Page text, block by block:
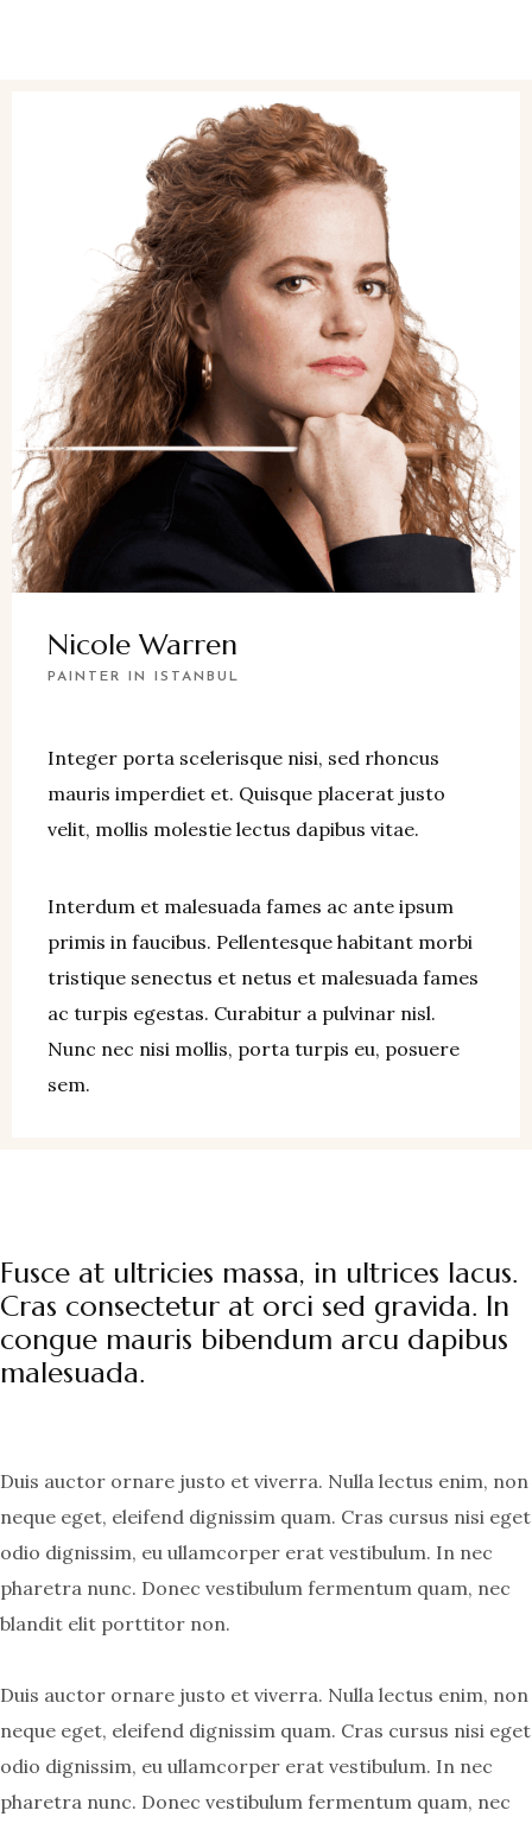
Nicole Warren
PAINTER IN ISTANBUL
Integer porta scelerisque nisi, sed rhoncus
mauris imperdiet et. Quisque placerat justo
velit, mollis molestie lectus dapibus vitae.
Interdum et malesuada fames ac ante ipsum
primis in faucibus. Pellentesque habitant morbi
tristique senectus et netus et malesuada fames
ac turpis egestas. Curabitur a pulvinar nisl.
Nunc nec nisi mollis, porta turpis eu, posuere
sem.
Fusce at ultricies massa, in ultrices lacus.
Cras consectetur at orci sed gravida. In
congue mauris bibendum arcu dapibus
malesuada.
Duis auctor ornare justo et viverra. Nulla lectus enim, non
neque eget, eleifend dignissim quam. Cras cursus nisi eget
odio dignissim, eu ullamcorper erat vestibulum. In nec
pharetra nunc. Donec vestibulum fermentum quam, nec
blandit elit porttitor non.
Duis auctor ornare justo et viverra. Nulla lectus enim, non
neque eget, eleifend dignissim quam. Cras cursus nisi eget
odio dignissim, eu ullamcorper erat vestibulum. In nec
pharetra nunc. Donec vestibulum fermentum quam, nec